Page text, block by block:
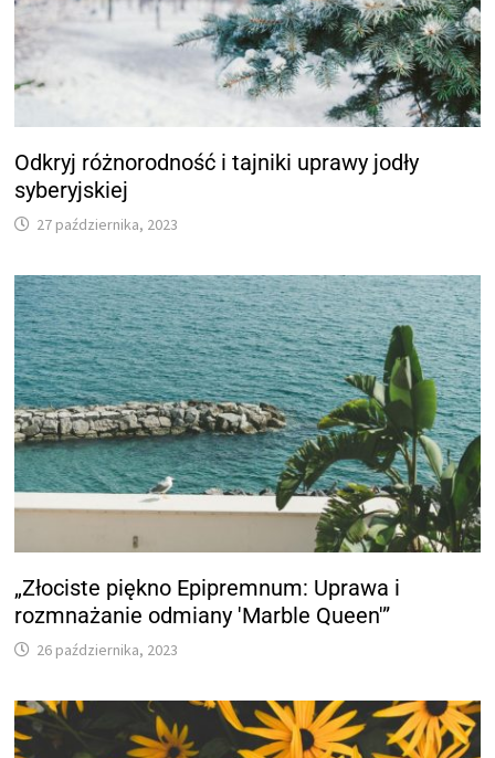
Odkryj różnorodność i tajniki uprawy jodły
syberyjskiej
27 października, 2023
„Złociste piękno Epipremnum: Uprawa i
rozmnażanie odmiany 'Marble Queen'”
26 października, 2023